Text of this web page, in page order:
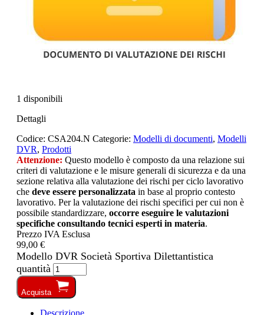
1 disponibili
Dettagli
Codice: CSA204.N Categorie: Modelli di documenti, Modelli
DVR, Prodotti
Attenzione: Questo modello è composto da una relazione sui
criteri di valutazione e le misure generali di sicurezza e da una
sezione relativa alla valutazione dei rischi per ciclo lavorativo
che deve essere personalizzata in base al proprio contesto
lavorativo. Per la valutazione dei rischi specifici per cui non è
possibile standardizzare, occorre eseguire le valutazioni
specifiche consultando tecnici esperti in materia.
Prezzo IVA Esclusa
99,00 €
Modello DVR Società Sportiva Dilettantistica
quantità
Acquista
Descrizione